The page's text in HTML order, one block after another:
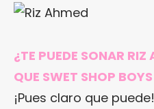
¿TE PUEDE SONAR
QUE SWET SHOP
¡Pues claro que